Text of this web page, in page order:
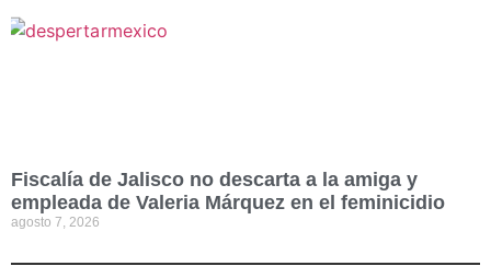
Fiscalía de Jalisco no descarta a la amiga y
empleada de Valeria Márquez en el feminicidio
agosto 7, 2026